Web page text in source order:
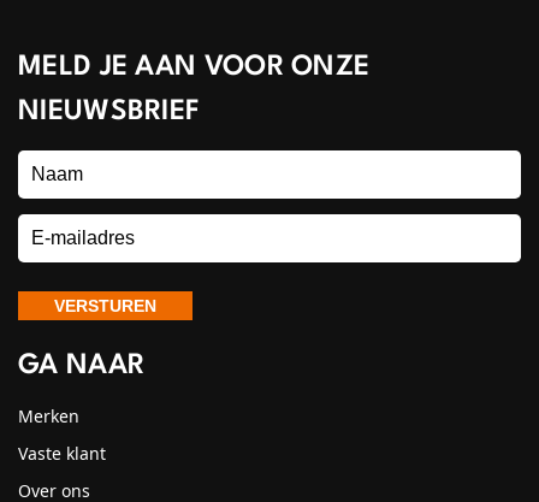
MELD JE AAN VOOR ONZE
NIEUWSBRIEF
GA NAAR
Merken
Vaste klant
Over ons